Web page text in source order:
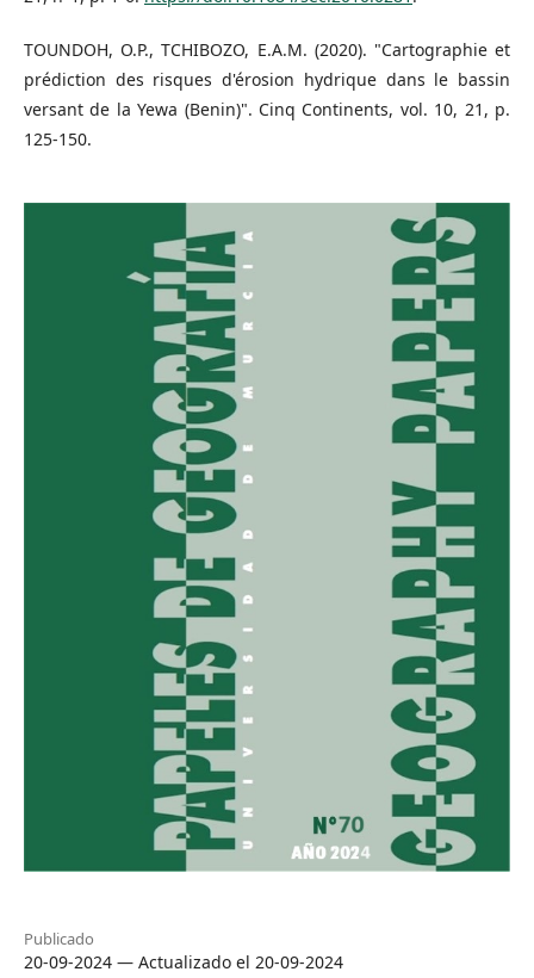
TOUNDOH, O.P., TCHIBOZO, E.A.M. (2020). "Cartographie et
prédiction des risques d'érosion hydrique dans le bassin
versant de la Yewa (Benin)". Cinq Continents, vol. 10, 21, p.
125-150.
Publicado
20-09-2024 — Actualizado el 20-09-2024